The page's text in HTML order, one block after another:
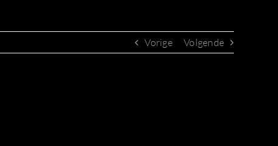
Vorige Volgende